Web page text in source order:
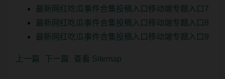
最新网红吃瓜事件合集投稿入口移动端专题入口7
最新网红吃瓜事件合集投稿入口移动端专题入口8
最新网红吃瓜事件合集投稿入口移动端专题入口9
上一篇 下一篇 查看 Sitemap